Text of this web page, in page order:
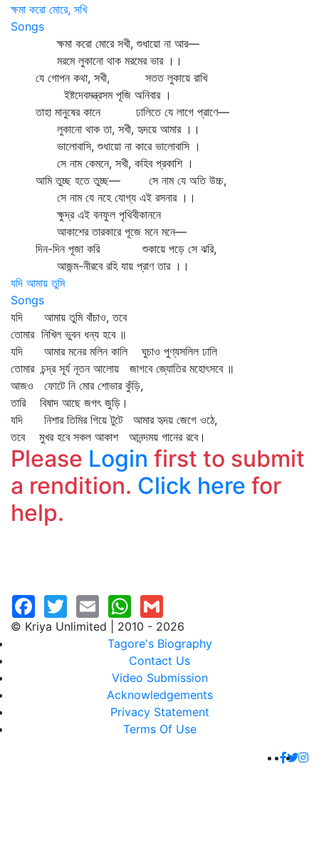
ক্ষমা করো মোরে, সখি
Songs
ক্ষমা করো মোরে সখী, শুধায়ো না আর—
মরমে লুকানো থাক মরমের ভার ।।
যে গোপন কথা, সখী, সতত লুকায়ে রাখি
ইষ্টদেবমন্ত্রসম পূজি অনিবার ।
তাহা মানুষের কানে ঢালিতে যে লাগে প্রাণে—
লুকানো থাক তা, সখী, হৃদয়ে আমার ।।
ভালোবাসি, শুধায়ো না কারে ভালোবাসি ।
সে নাম কেমনে, সখী, কহিব প্রকাশি ।
আমি তুচ্ছ হতে তুচ্ছ— সে নাম যে অতি উচ্চ,
সে নাম যে নহে যোগ্য এই রসনার ।।
ক্ষুদ্র এই বনফুল পৃথিবীকাননে
আকাশের তারকারে পূজে মনে মনে—
দিন-দিন পূজা করি শুকায়ে পড়ে সে ঝরি,
আজন্ম-নীরবে রহি যায় প্রাণ তার ।।
যদি আমায় তুমি
Songs
যদি আমায় তুমি বাঁচাও, তবে
তোমার নিখিল ভুবন ধন্য হবে ॥
যদি আমার মনের মলিন কালি ঘুচাও পুণ্যসলিল ঢালি
তোমার চন্দ্র সূর্য নূতন আলোয় জাগবে জ্যোতির মহোৎসবে ॥
আজও ফোটে নি মোর শোভার কুঁড়ি,
তারি বিষাদ আছে জগৎ জুড়ি।
যদি নিশার তিমির গিয়ে টুটে আমার হৃদয় জেগে ওঠে,
তবে মুখর হবে সকল আকাশ আনন্দময় গানের রবে।
Please Login first to submit
a rendition. Click here for
help.
© Kriya Unlimited | 2010 - 2026
Tagore's Biography
Contact Us
Video Submission
Acknowledgements
Privacy Statement
Terms Of Use